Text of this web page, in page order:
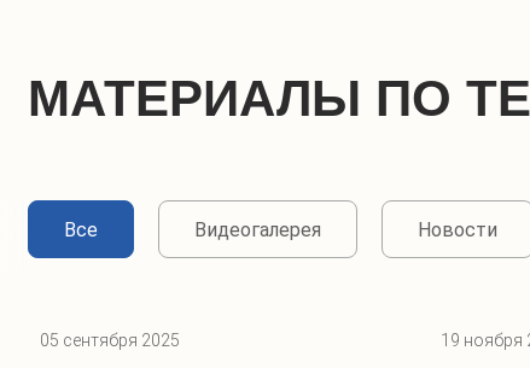
МАТЕРИАЛЫ ПО
Все Видеогалерея Новости
05 сентября 2025 19 ноября